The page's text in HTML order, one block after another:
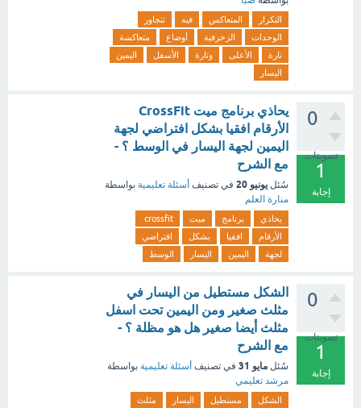
التكرار المتعاكس فيه
تتجاور
الوحدات
الزخرفية أوضاع
متعاكسة
تارة
الأعلى وتارة الأسفل
اليمين
اليسار
0
تصويتات
1
إجابة
الأرقام افقيا بشكل افتراضي لجهة
اليمين لجهة اليسار في الوسط ؟ -
مع الشرح
سُئل يونيو 20 في تصنيف أسئلة تعليمية بواسطة
منارة العلم
يحاذي برنامج ميت
crossfit
الأرقام
افقيا بشكل
افتراضي
لجهة
اليمين اليسار الوسط
0
تصويتات
1
إجابة
الشكل مستطيل من اليسار في
مثلث صغير ومن اليمين تحت اسفل
مثلث أيضا صغير هل هو مظلة ؟ -
مع الشرح
سُئل مايو 31 في تصنيف أسئلة تعليمية بواسطة
مرشد تعليمي
الشكل مستطيل اليسار
مثلث